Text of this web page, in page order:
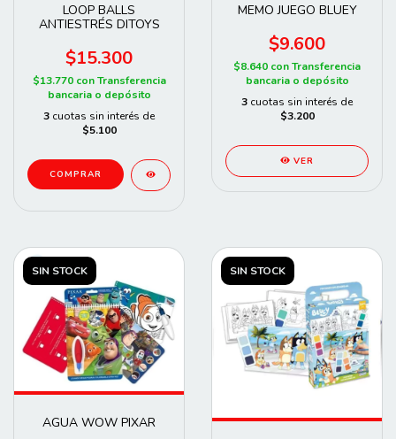
LOOP BALLS
ANTIESTRÉS DITOYS
$15.300
$13.770 con Transferencia
bancaria o depósito
3 cuotas sin interés de
$5.100
MEMO JUEGO BLUEY
$9.600
$8.640 conTransferencia
bancaria o depósito
3 cuotas sin interés de
$3.200
VER
SIN STOCK
AGUA WOW PIXAR
SIN STOCK